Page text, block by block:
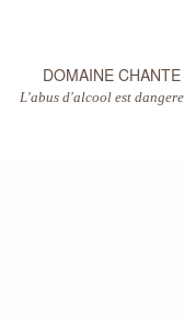
DOMAINE
L'abus d'alcool est